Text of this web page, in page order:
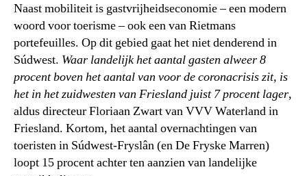
Naast mobiliteit is gastvrijheidseconomie – een modern
woord voor toerisme – ook een van Rietmans
portefeuilles. Op dit gebied gaat het niet denderend in
Súdwest. Waar landelijk het aantal gasten alweer 8
procent boven het aantal van voor de coronacrisis zit, is
het in het zuidwesten van Friesland juist 7 procent lager,
aldus directeur Floriaan Zwart van VVV Waterland in
Friesland. Kortom, het aantal overnachtingen van
toeristen in Súdwest-Fryslân (en De Fryske Marren)
loopt 15 procent achter ten aanzien van landelijke